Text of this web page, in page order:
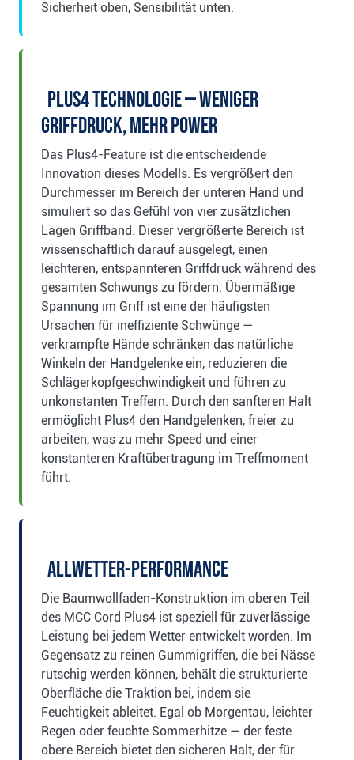
Sicherheit oben, Sensibilität unten.
Plus4 Technologie — Weniger
Griffdruck, mehr Power
Das Plus4-Feature ist die entscheidende
Innovation dieses Modells. Es vergrößert den
Durchmesser im Bereich der unteren Hand und
simuliert so das Gefühl von vier zusätzlichen
Lagen Griffband. Dieser vergrößerte Bereich ist
wissenschaftlich darauf ausgelegt, einen
leichteren, entspannteren Griffdruck während des
gesamten Schwungs zu fördern. Übermäßige
Spannung im Griff ist eine der häufigsten
Ursachen für ineffiziente Schwünge —
verkrampfte Hände schränken das natürliche
Winkeln der Handgelenke ein, reduzieren die
Schlägerkopfgeschwindigkeit und führen zu
unkonstanten Treffern. Durch den sanfteren Halt
ermöglicht Plus4 den Handgelenken, freier zu
arbeiten, was zu mehr Speed und einer
konstanteren Kraftübertragung im Treffmoment
führt.
Allwetter-Performance
Die Baumwollfaden-Konstruktion im oberen Teil
des MCC Cord Plus4 ist speziell für zuverlässige
Leistung bei jedem Wetter entwickelt worden. Im
Gegensatz zu reinen Gummigriffen, die bei Nässe
rutschig werden können, behält die strukturierte
Oberfläche die Traktion bei, indem sie
Feuchtigkeit ableitet. Egal ob Morgentau, leichter
Regen oder feuchte Sommerhitze — der feste
obere Bereich bietet den sicheren Halt, der für